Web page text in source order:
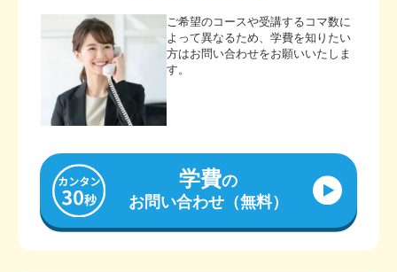
ご希望のコースや受講するコマ数に
よって異なるため、学費を知りたい
方はお問い合わせをお願いいたしま
す。
学費の
お問い合わせ（無料）